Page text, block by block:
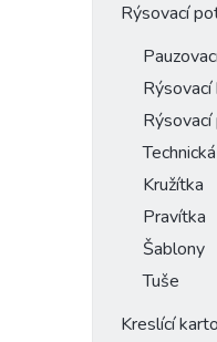
Rýsovací
Rýsovací
Kružítka
Pravítka
Šablony
Tuše
Kreslící